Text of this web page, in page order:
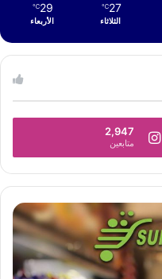
27
℃
الثلاثاء
29
℃
الأربعاء
2,947
متابعين